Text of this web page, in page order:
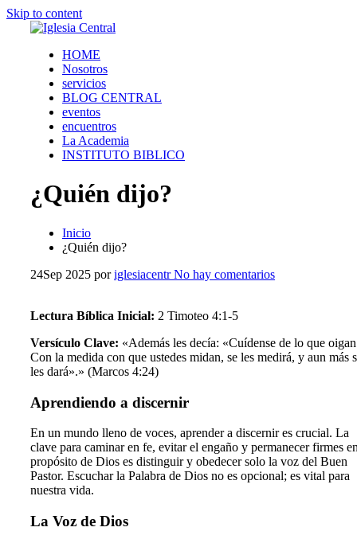
Skip to content
HOME
Nosotros
servicios
BLOG CENTRAL
eventos
encuentros
La Academia
INSTITUTO BIBLICO
¿Quién dijo?
Inicio
¿Quién dijo?
24Sep 2025 poriglesiacentrNo hay comentarios
Lectura Bíblica Inicial: 2 Timoteo 4:1-5
Versículo Clave: «Además les decía: «Cuídense de lo que
Con la medida con que ustedes midan, se les medirá, y aun más
les dará».» (Marcos 4:24)
Aprendiendo a discernir
En un mundo lleno de voces, aprender a discernir es crucial. La
clave para caminar en fe, evitar el engaño y permanecer firmes
propósito de Dios es distinguir y obedecer solo la voz del Buen
Pastor. Escuchar la Palabra de Dios no es opcional; es vital para
nuestra vida.
La Voz de Dios